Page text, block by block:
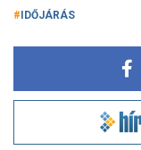
IDŐJÁRÁS